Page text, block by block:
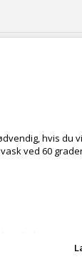
hvis du
ved 60